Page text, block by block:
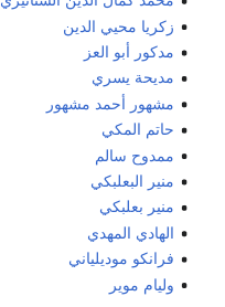
زكريا محيي الدين
مدكور أبو العز
مديحة يسري
مشهور أحمد مشهور
حاتم المكي
ممدوح سالم
منير البعلبكي
منير بعلبكي
الهادي المهدي
فرانكو موديلياني
وليام موير